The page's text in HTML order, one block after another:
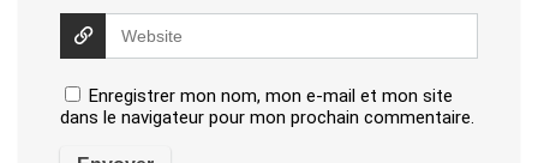
Enregistrer mon nom, mon e-mail et mon site
dans le navigateur pour mon prochain commentaire.